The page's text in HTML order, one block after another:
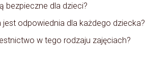
bezpieczne dla dzieci?
odpowiednia dla każdego dziecka?
w tego rodzaju zajęciach?